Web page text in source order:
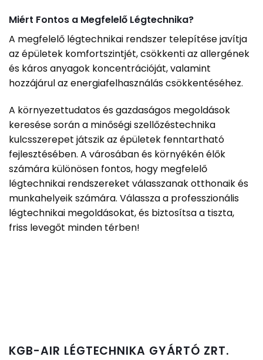
Miért Fontos a Megfelelő Légtechnika?
A megfelelő légtechnikai rendszer telepítése javítja
az épületek komfortszintjét, csökkenti az allergének
és káros anyagok koncentrációját, valamint
hozzájárul az energiafelhasználás csökkentéséhez.
A környezettudatos és gazdaságos megoldások
keresése során a minőségi szellőzéstechnika
kulcsszerepet játszik az épületek fenntartható
fejlesztésében. A városában és környékén élők
számára különösen fontos, hogy megfelelő
légtechnikai rendszereket válasszanak otthonaik és
munkahelyeik számára. Válassza a professzionális
légtechnikai megoldásokat, és biztosítsa a tiszta,
friss levegőt minden térben!
KGB-AIR LÉGTECHNIKA GYÁRTÓ ZRT.